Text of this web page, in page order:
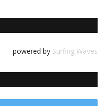
powered by Surfing Waves